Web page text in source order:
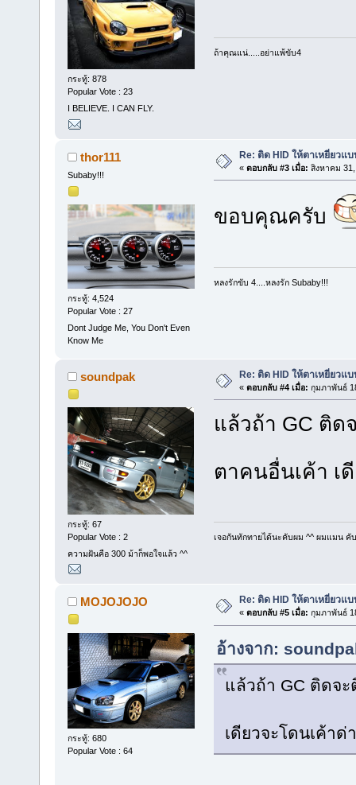
กระทู้: 878
Popular Vote : 23
I BELIEVE. I CAN FLY.
ถ้าคุณแน่.....อย่าแพ้ขับ4
thor111
Subaby!!!
กระทู้: 4,524
Popular Vote : 27
Dont Judge Me, You Don't Even
Know Me
Re: ติด HID ให้ตาเหยี่ยวแ
« ตอบกลับ #3 เมื่อ: สิงหาคม
ขอบคุณครับ
หลงรักขับ 4....หลงรัก Subaby!!!
soundpak
กระทู้: 67
Popular Vote : 2
ความฝันคือ 300 ม้าก็พอใจแล้ว ^^
Re: ติด HID ให้ตาเหยี่ยวแ
« ตอบกลับ #4 เมื่อ: กุมภาพันธ์
แล้วถ้า GC ติด
ตาคนอื่นเค้า เ
เจอกันทักทายได้นะคับผม ^^ ผมแมน คับ
MOJOJOJO
กระทู้: 680
Popular Vote : 64
Re: ติด HID ให้ตาเหยี่ยวแ
« ตอบกลับ #5 เมื่อ: กุมภาพันธ์
อ้างจาก:
แล้วถ้า GC ติดจ
เดียวจะโดนเค้า